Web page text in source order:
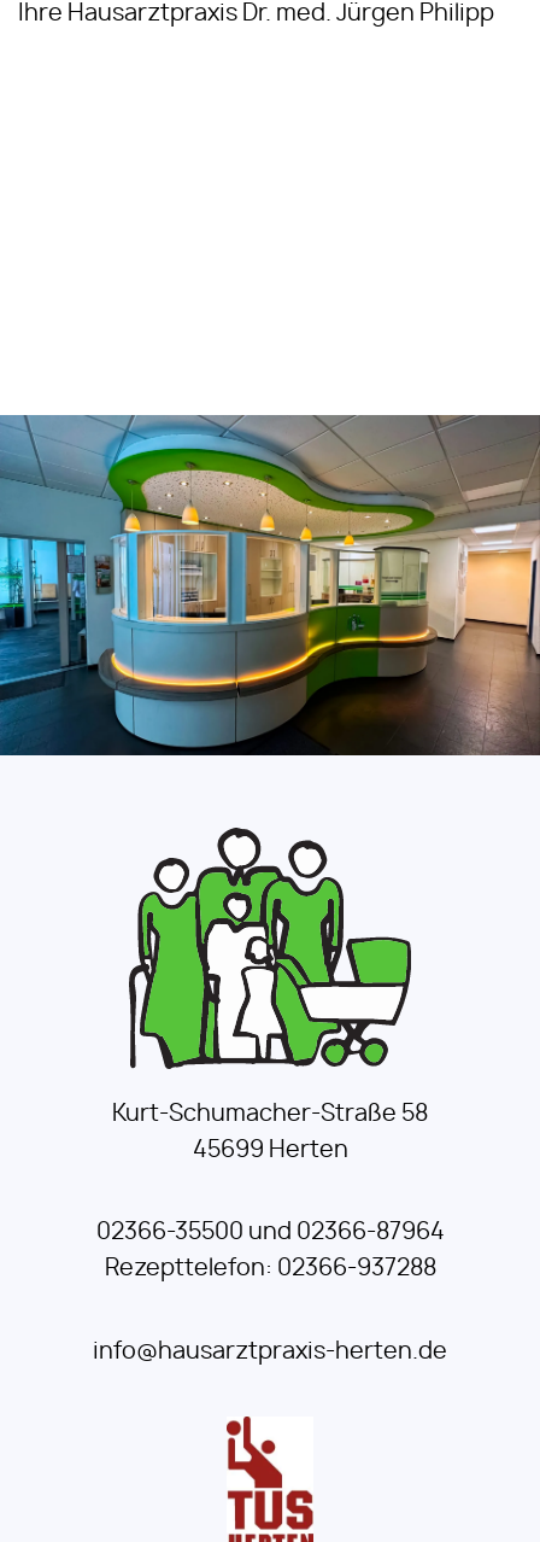
Ihre Hausarztpraxis Dr. med. Jürgen Philipp
Kurt-Schumacher-Straße 58
45699 Herten
02366-35500 und 02366-87964
Rezepttelefon: 02366-937288
info@hausarztpraxis-herten.de